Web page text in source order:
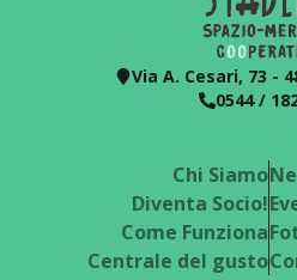
Via A. Cesari, 73 -
0544 /
Chi Siamo
Diventa Socio!
Come Funziona
Centrale del gusto